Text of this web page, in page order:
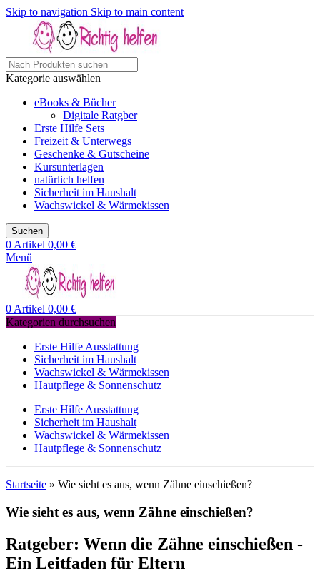
Skip to navigation Skip to main content
Kategorie auswählen
eBooks & Bücher
Digitale Ratgber
Erste Hilfe Sets
Freizeit & Unterwegs
Geschenke & Gutscheine
Kursunterlagen
natürlich helfen
Sicherheit im Haushalt
Wachswickel & Wärmekissen
Suchen
0 Artikel 0,00 €
Menü
0 Artikel 0,00 €
Kategorien durchsuchen
Erste Hilfe Ausstattung
Sicherheit im Haushalt
Wachswickel & Wärmekissen
Hautpflege & Sonnenschutz
Erste Hilfe Ausstattung
Sicherheit im Haushalt
Wachswickel & Wärmekissen
Hautpflege & Sonnenschutz
Startseite » Wie sieht es aus, wenn Zähne einschießen?
Wie sieht es aus, wenn Zähne einschießen?
Ratgeber: Wenn die Zähne einschießen -
Ein Leitfaden für Eltern